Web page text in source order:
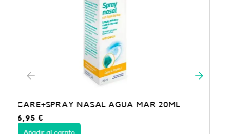
NORMOMAR AGUA MARINA 100 ML